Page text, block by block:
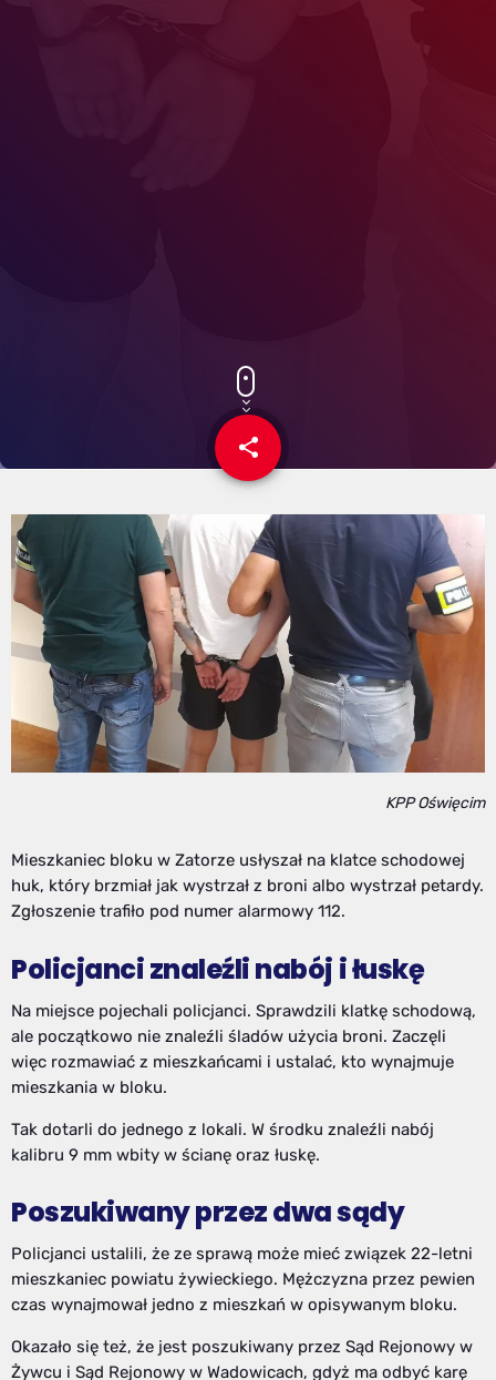
share
email
KPP Oświęcim
Mieszkaniec bloku w Zatorze usłyszał na klatce schodowej
huk, który brzmiał jak wystrzał z broni albo wystrzał petardy.
Zgłoszenie trafiło pod numer alarmowy 112.
Policjanci znaleźli nabój i łuskę
Na miejsce pojechali policjanci. Sprawdzili klatkę schodową,
ale początkowo nie znaleźli śladów użycia broni. Zaczęli
więc rozmawiać z mieszkańcami i ustalać, kto wynajmuje
mieszkania w bloku.
Tak dotarli do jednego z lokali. W środku znaleźli nabój
kalibru 9 mm wbity w ścianę oraz łuskę.
Poszukiwany przez dwa sądy
Policjanci ustalili, że ze sprawą może mieć związek 22-letni
mieszkaniec powiatu żywieckiego. Mężczyzna przez pewien
czas wynajmował jedno z mieszkań w opisywanym bloku.
Okazało się też, że jest poszukiwany przez Sąd Rejonowy w
Żywcu i Sąd Rejonowy w Wadowicach, gdyż ma odbyć karę